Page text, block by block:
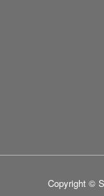
Copyright ©